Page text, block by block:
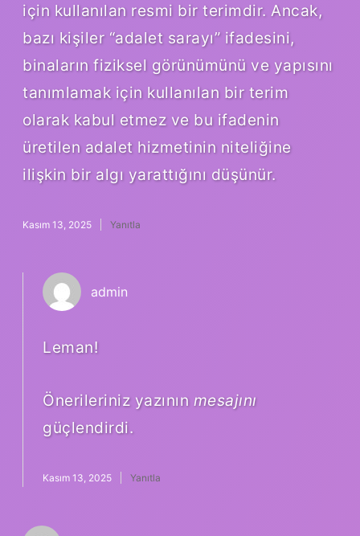
için kullanılan resmi bir terimdir. Ancak,
bazı kişiler “adalet sarayı” ifadesini,
binaların fiziksel görünümünü ve yapısını
tanımlamak için kullanılan bir terim
olarak kabul etmez ve bu ifadenin
üretilen adalet hizmetinin niteliğine
ilişkin bir algı yarattığını düşünür.
Kasım 13, 2025 Yanıtla
admin
Leman!
Önerileriniz yazının mesajını
güçlendirdi.
Kasım 13, 2025 Yanıtla